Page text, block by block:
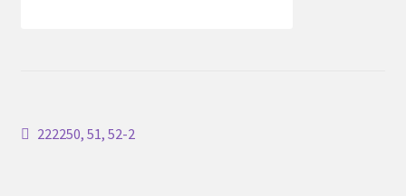
Inläggsnavigering
Föregående
222250, 51, 52-2